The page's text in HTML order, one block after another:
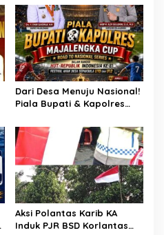
Pembunuhan : Apresiasi
Mengalir Untuk Tim Buser
Ipda Ahmad Haris
Dari Desa Menuju Nasional!
Piala Bupati & Kapolres
Bibit-Bibit Juara
Aksi Polantas Karib KA
Induk PJR BSD Korlantas